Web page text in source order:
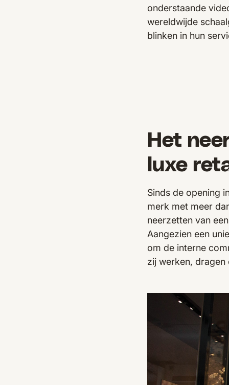
onderstaande
wereldwijde
blinken in hun
Het
luxe
Sinds de opening
merk met meer
neerzetten van
Aangezien een
om de interne
zij werken,